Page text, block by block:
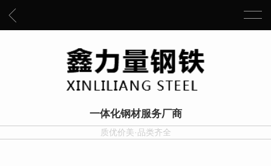
一体化钢材服务厂商
质优价美·品类齐全